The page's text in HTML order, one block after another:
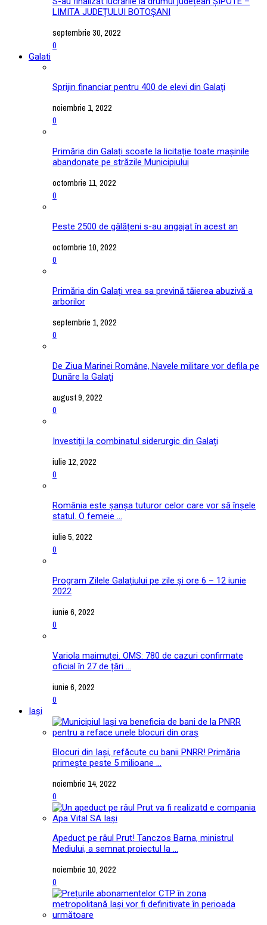
LIMITA JUDEȚULUI BOTOȘANI
septembrie 30, 2022
0
Galati
Sprijin financiar pentru 400 de elevi din Galați
noiembrie 1, 2022
0
Primăria din Galați scoate la licitație toate mașinile
abandonate pe străzile Municipiului
octombrie 11, 2022
0
Peste 2500 de gălățeni s-au angajat în acest an
octombrie 10, 2022
0
Primăria din Galați vrea sa prevină tăierea abuzivă a
arborilor
septembrie 1, 2022
0
De Ziua Marinei Române, Navele militare vor defila pe
Dunăre la Galați
august 9, 2022
0
Investiții la combinatul siderurgic din Galați
iulie 12, 2022
0
România este șanșa tuturor celor care vor să înșele
statul. O femeie ...
iulie 5, 2022
0
Program Zilele Galațiului pe zile și ore 6 – 12 iunie
2022
iunie 6, 2022
0
Variola maimuței. OMS: 780 de cazuri confirmate
oficial în 27 de țări ...
iunie 6, 2022
0
Iași
Blocuri din Iași, refăcute cu banii PNRR! Primăria
primește peste 5 milioane ...
noiembrie 14, 2022
0
Apeduct pe râul Prut! Tanczos Barna, ministrul
Mediului, a semnat proiectul la ...
noiembrie 10, 2022
0